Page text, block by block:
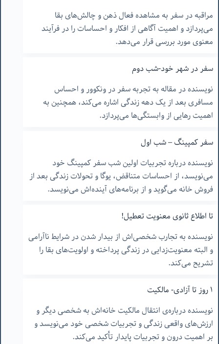
مراقبه در سفر به مشاهده فعال ذهن و چالش‌های بقا
می‌پردازد و اهمیت آگاهی از افکار و احساسات را در فرآیند
معنوی مورد بررسی قرار می‌دهد.
سفر در شهر خود-شب دوم
نویسنده در مقاله به تجربه سفر در ونکوور و احساس
مسافری بعد از یک دهه زندگی اشاره می‌کند، همچنین به
اهمیت رهایی از وابستگی‌ها می‌پردازد.
سفر کمپینگ – شب اول
نویسنده درباره تجربیات اولین شب سفر کمپینگ خود
می‌نویسد، از احساسات متناقض، یوگا و تحولات زندگی بعد از
فروش خانه می‌گوید و از برنامه‌های آینده‌اش می‌نویسد.
تا اطلاع ثانوی معنویت تعطیل!
نویسنده به تجارب شخصی‌اش از بیدار شدن در شرایط ناآرامی
و البته معنویت‌زدایی در زندگی پرداخته و اولویت‌های بقا را
تشریح می‌کند.
١ روز تا آزادی- مالکیت
نویسنده درباره‌ی انتقال مالکیت خانه‌اش به شخصی دیگر و
ارزش‌های واقعی زندگی و تجربیات شخصی خود می‌نویسد و
بر اهمیت درون و تجربیات پایدار تأکید می‌کند.